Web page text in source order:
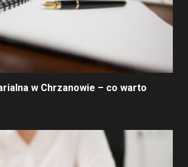
w Chrzanowie – co warto